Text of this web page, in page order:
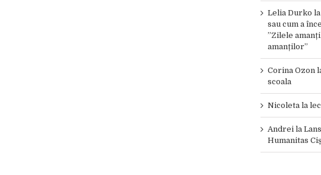
Lelia Durko la
sau cum a
”Zilele
amanților”
Corina Ozon
scoala
Nicoleta la
Andrei la
Humanitas